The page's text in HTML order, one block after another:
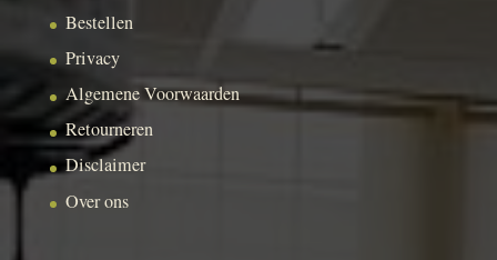
Bestellen
Privacy
Algemene Voorwaarden
Retourneren
Disclaimer
Over ons